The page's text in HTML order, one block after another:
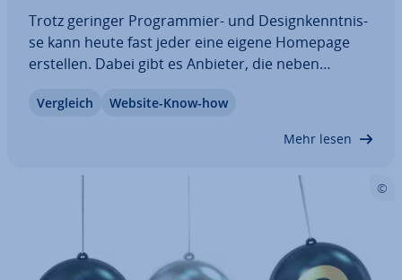
Trotz geringer Pro­gram­mier- und De­sign­kennt­nis­
se kann heute fast jeder eine eigene Homepage
erstellen. Dabei gibt es Anbieter, die neben
inklusive Domain, Hosting und E-Mail-Postfach
Vergleich Website-Know-how
Mehr lesen